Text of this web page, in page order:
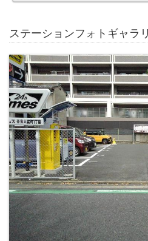
ステーションフォトギャラ